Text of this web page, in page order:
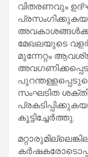
വിതരണവും
മേഖലയുടെ
മുന്നേറ്റം
സംഘടിത ശക്തി
കൂട്ടിച്ചേര്‍ത്തു.